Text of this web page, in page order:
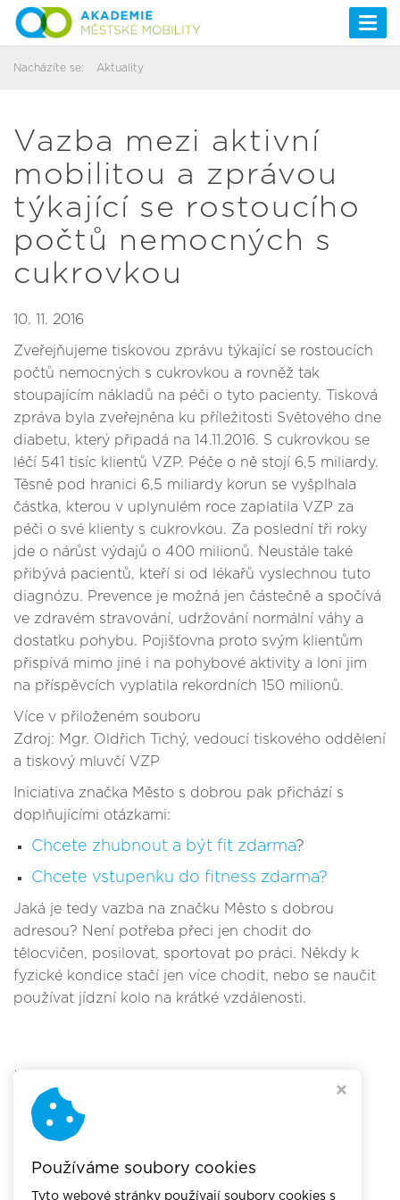
Nacházíte se: Aktuality
Vazba mezi aktivní
mobilitou a zprávou
týkající se rostoucího
počtů nemocných s
cukrovkou
10. 11. 2016
Zveřejňujeme tiskovou zprávu týkající se rostoucích
počtů nemocných s cukrovkou a rovněž tak
stoupajícím nákladů na péči o tyto pacienty. Tisková
zpráva byla zveřejněna ku příležitosti Světového dne
diabetu, který připadá na 14.11.2016. S cukrovkou se
léčí 541 tisíc klientů VZP. Péče o ně stojí 6,5 miliardy.
Těsně pod hranici 6,5 miliardy korun se vyšplhala
částka, kterou v uplynulém roce zaplatila VZP za
péči o své klienty s cukrovkou. Za poslední tři roky
jde o nárůst výdajů o 400 milionů. Neustále také
přibývá pacientů, kteří si od lékařů vyslechnou tuto
diagnózu. Prevence je možná jen částečně a spočívá
ve zdravém stravování, udržování normální váhy a
dostatku pohybu. Pojišťovna proto svým klientům
přispívá mimo jiné i na pohybové aktivity a loni jim
na příspěvcích vyplatila rekordních 150 milionů.
Více v přiloženém souboru
Zdroj: Mgr. Oldřich Tichý, vedoucí tiskového oddělení
a tiskový mluvčí VZP
Iniciativa značka Město s dobrou pak přichází s
doplňujícími otázkami:
Chcete zhubnout a být fit zdarma?
Chcete vstupenku do fitness zdarma?
Jaká je tedy vazba na značku Město s dobrou
adresou? Není potřeba přeci jen chodit do
tělocvičen, posilovat, sportovat po práci. Někdy k
fyzické kondice stačí jen více chodit, nebo se naučit
používat jídzní kolo na krátké vzdálenosti.
Ke stažení :
541 tisíc diabetiků stojí ročně 6,5 miliardy
korun.doc
Používáme soubory cookies
Tyto webové stránky používají soubory cookies s